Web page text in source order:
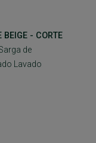
BEIGE - CORTE
de
Lavado